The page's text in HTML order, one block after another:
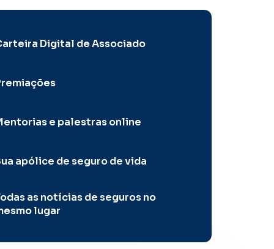
Digital de Associado
e palestras online
apólice de seguro de vida
as notícias de seguros no
lugar